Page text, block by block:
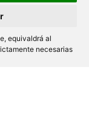
equivaldrá al
necesarias